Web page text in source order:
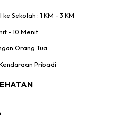
Sekolah : 1 KM - 3 KM
- 10 Menit
Orang Tua
Pribadi